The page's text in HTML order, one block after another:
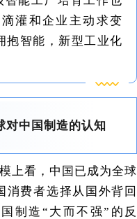
灌和企业主动求变
抱智能，新型工业化
对中国制造的认知
上看，中国已成为全球
消费者选择从国外背回
制造“大而不强”的反